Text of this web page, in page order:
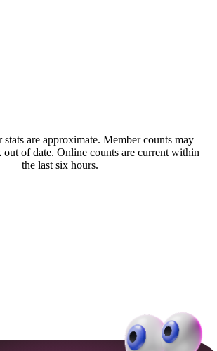
stats are approximate. Member counts may
out of date. Online counts are current within
the last six hours.